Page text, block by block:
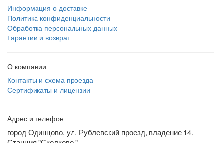
Информация о доставке
Политика конфиденциальности
Обработка персональных данных
Гарантии и возврат
О компании
Контакты и схема проезда
Сертификаты и лицензии
Адрес и телефон
город Одинцово, ул. Рублевский проезд, владение 14.